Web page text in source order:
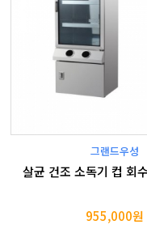
그랜드우성
살균 건조 소독기 컵 회
955,000원